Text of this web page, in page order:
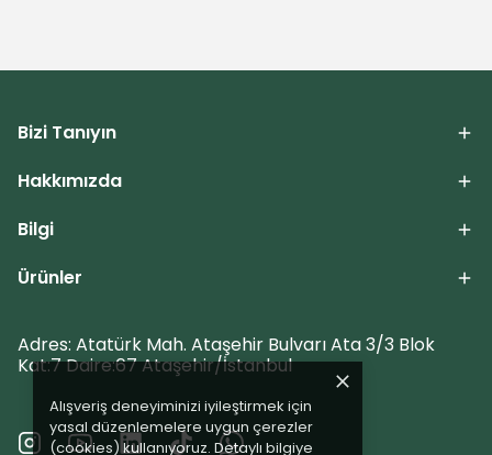
Alışveriş deneyiminizi iyileştirmek için
yasal düzenlemelere uygun çerezler
(cookies) kullanıyoruz. Detaylı bilgiye
Bizi Tanıyın
Hakkımızda
Bilgi
Ürünler
Adres: Atatürk Mah. Ataşehir Bulvarı Ata 3/3 Blok
Kat:7 Daire:67 Ataşehir/İstanbul